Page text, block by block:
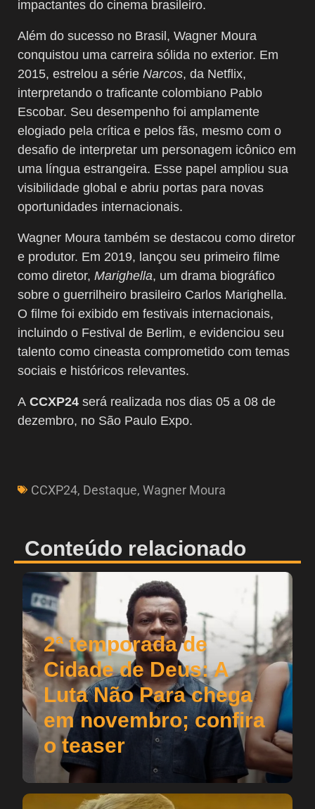
impactantes do cinema brasileiro.
Além do sucesso no Brasil, Wagner Moura
conquistou uma carreira sólida no exterior. Em
2015, estrelou a série Narcos, da Netflix,
interpretando o traficante colombiano Pablo
Escobar. Seu desempenho foi amplamente
elogiado pela crítica e pelos fãs, mesmo com o
desafio de interpretar um personagem icônico em
uma língua estrangeira. Esse papel ampliou sua
visibilidade global e abriu portas para novas
oportunidades internacionais.
Wagner Moura também se destacou como diretor
e produtor. Em 2019, lançou seu primeiro filme
como diretor, Marighella, um drama biográfico
sobre o guerrilheiro brasileiro Carlos Marighella.
O filme foi exibido em festivais internacionais,
incluindo o Festival de Berlim, e evidenciou seu
talento como cineasta comprometido com temas
sociais e históricos relevantes.
A CCXP24 será realizada nos dias 05 a 08 de
dezembro, no São Paulo Expo.
CCXP24, Destaque, Wagner Moura
Conteúdo relacionado
2ª temporada de
Cidade de Deus: A
Luta Não Para chega
em novembro; confira
o teaser